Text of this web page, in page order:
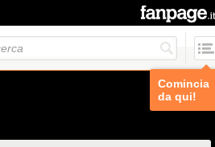
Comincia
da qui!